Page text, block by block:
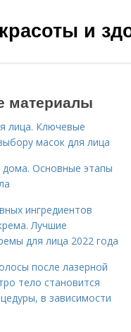
и
материалы
лица. Ключевые
масок для лица
Основные этапы
ингредиентов
Лучшие
для лица 2022 года
после лазерной
тело становится
в зависимости